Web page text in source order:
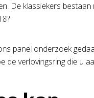
De klassiekers
panel onderzoek
verlovingsring die u